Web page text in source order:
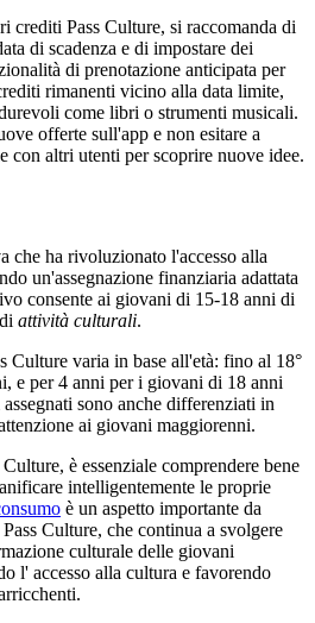
crediti Pass Culture, si raccomanda di
di scadenza e di impostare dei
di prenotazione anticipata per
rimanenti vicino alla data limite,
come libri o strumenti musicali.
offerte sull'app e non esitare a
con altri utenti per scoprire nuove idee.
che ha rivoluzionato l'accesso alla
un'assegnazione finanziaria adattata
consente ai giovani di 15-18 anni di
attività culturali.
Culture varia in base all'età: fino al 18°
e per 4 anni per i giovani di 18 anni
sono anche differenziati in
ai giovani maggiorenni.
è essenziale comprendere bene
intelligentemente le proprie
è un aspetto importante da
Culture, che continua a svolgere
culturale delle giovani
l' accesso alla cultura e favorendo